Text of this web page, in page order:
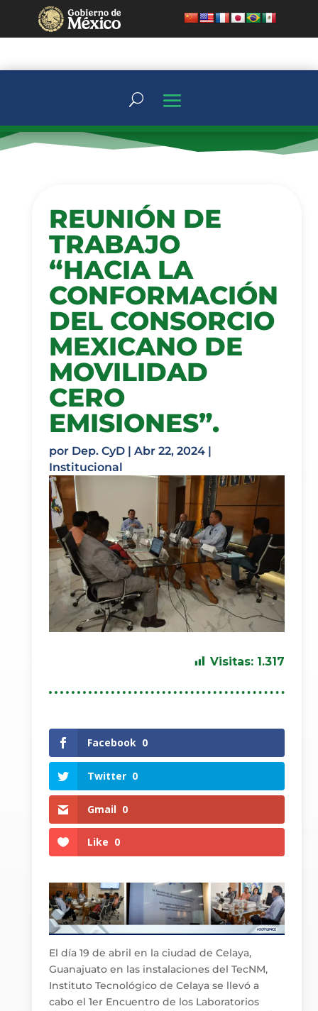
REUNIÓN DE
TRABAJO
“HACIA LA
CONFORMACIÓN
DEL CONSORCIO
MEXICANO DE
MOVILIDAD
CERO
EMISIONES”.
por Dep. CyD| Abr 22, 2024|
Institucional
Visitas: 1.317
Facebook 0
Twitter 0
Gmail 0
Like 0
El día 19 de abril en la ciudad de Celaya,
Guanajuato en las instalaciones del TecNM,
Instituto Tecnológico de Celaya se llevó a
cabo el 1er Encuentro de los Laboratorios